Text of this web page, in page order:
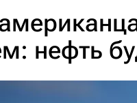
нефть